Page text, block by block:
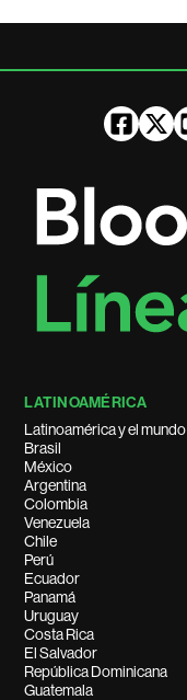
LATINOAMÉRICA
Latinoamérica y el mundo
Brasil
México
Argentina
Colombia
Venezuela
Chile
Perú
Ecuador
Panamá
Uruguay
Costa Rica
El Salvador
República Dominicana
Guatemala